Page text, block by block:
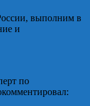
выполним в
и
по